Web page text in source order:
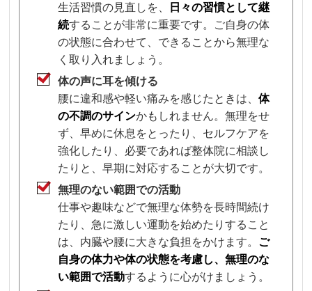
生活習慣の見直しを、
日々の習慣として継
続することが非常に重要です。ご自身の体
の状態に合わせて、できることから無理な
く取り入れましょう。
体の声に耳を傾ける
腰に違和感や軽い痛みを感じたときは、体
の不調のサインかもしれません。無理をせ
ず、早めに休息をとったり、セルフケアを
強化したり、必要であれば整体院に相談し
たりと、早期に対応することが大切です。
無理のない範囲での活動
仕事や趣味などで無理な体勢を長時間続け
たり、急に激しい運動を始めたりすること
は、内臓や腰に大きな負担をかけます。 ご
自身の体力や体の状態を考慮し、無理のな
い範囲で活動するように心がけましょう。